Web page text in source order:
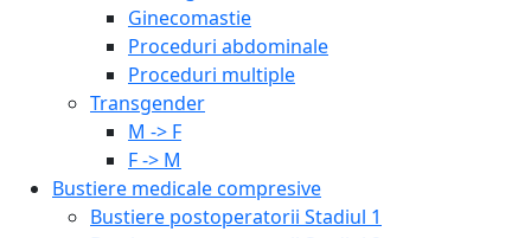
Ginecomastie
Proceduri abdominale
Proceduri multiple
Transgender
M -> F
F -> M
Bustiere medicale compresive
Bustiere postoperatorii Stadiul 1